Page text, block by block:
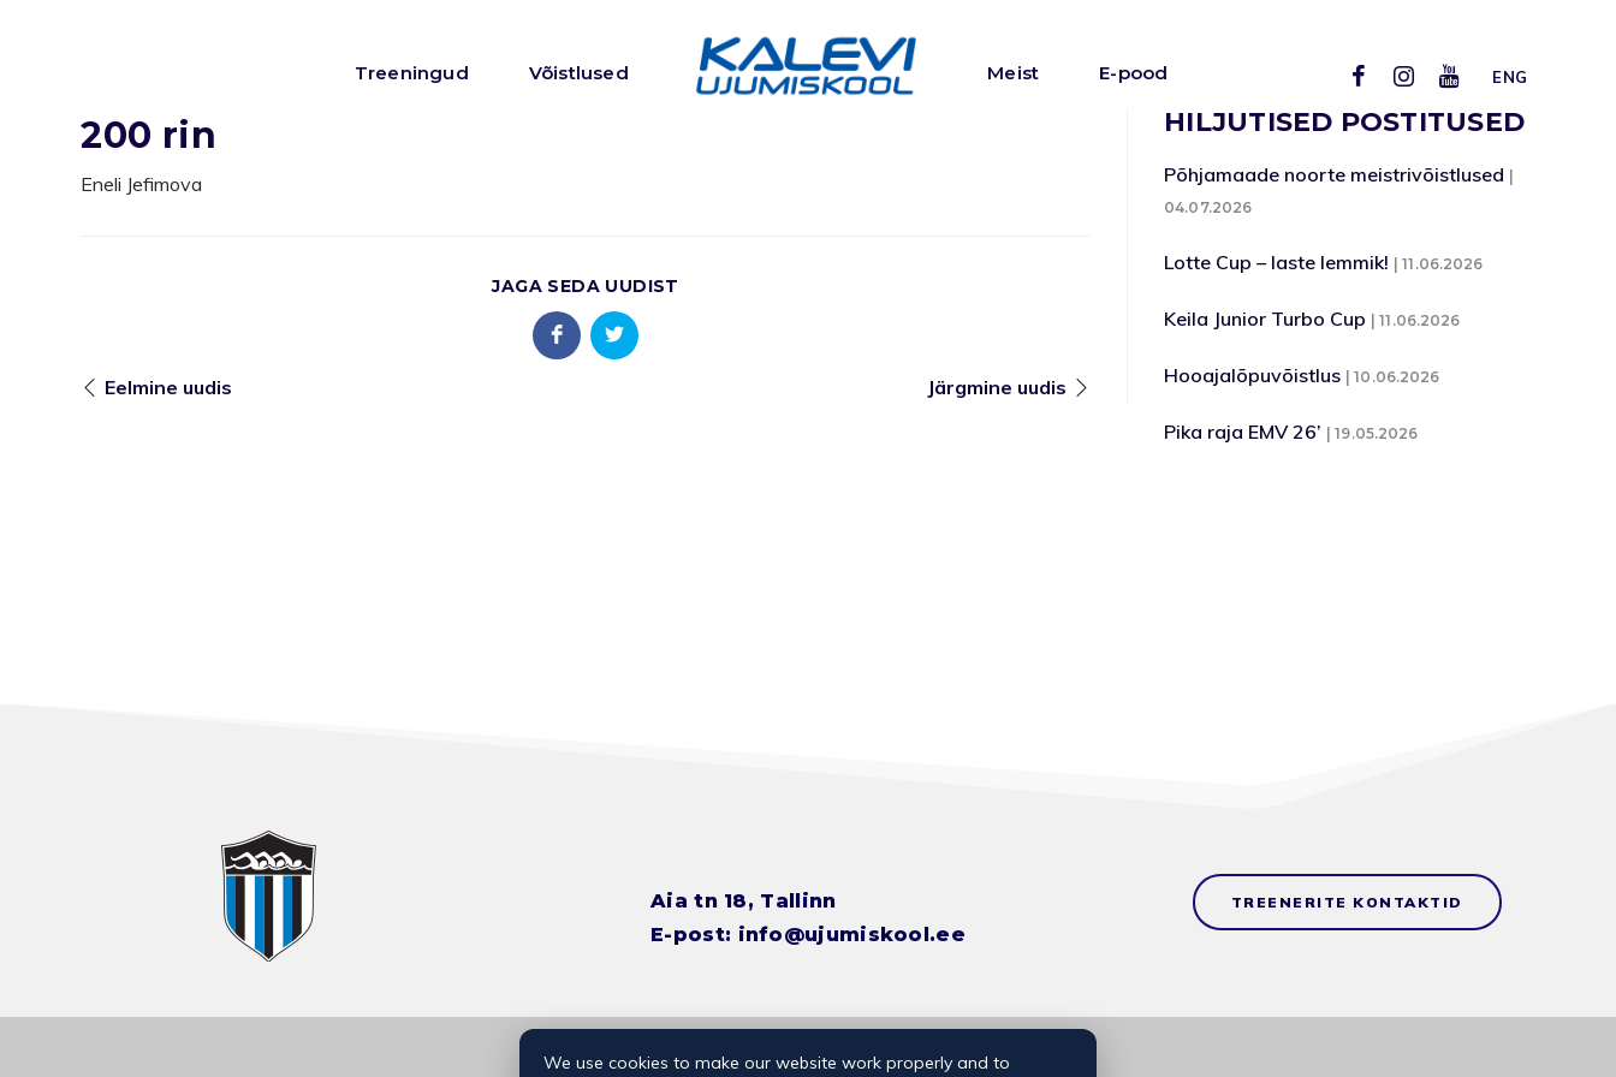
ENG
Treeningud Võistlused Meist E-pood
200 rin
Eneli Jefimova
JAGA SEDA UUDIST
Eelmine uudis Järgmine uudis
HILJUTISED POSTITUSED
Põhjamaade noorte meistrivõistlused
04.07.2026
Lotte Cup – laste lemmik! 11.06.2026
Keila Junior Turbo Cup 11.06.2026
Hooajalõpuvõistlus 10.06.2026
Pika raja EMV 26’ 19.05.2026
Aia tn 18, Tallinn
E-post: info@ujumiskool.ee
TREENERITE KONTAKTID
We use cookies to make our website work properly and to